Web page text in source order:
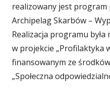
realizowany jest
Archipelag Skarbów –
Realizacja programu była
w projekcie „Profilaktyka
finansowanym ze
„Społeczna